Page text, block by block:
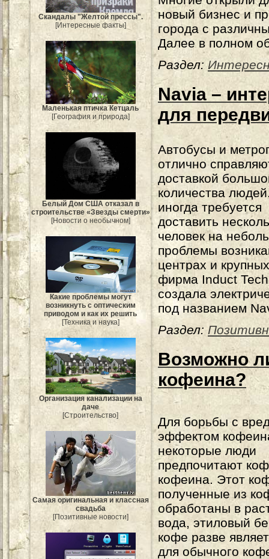
Скандалы "Желтой прессы".
[Интересные факты]
Маленькая птичка Кетцаль
[География и природа]
Белый Дом США отказал в
строительстве «Звезды смерти»
[Новости о необычном]
Какие проблемы могут
возникнуть с оптическим
приводом и как их решить
[Техника и наука]
Организация канализации на
даче
[Строительство]
Самая оригинальная и классная
свадьба
[Позитивные новости]
новый бизнес и
города с
Далее в полном
Раздел:
Navia –
для
Автобусы и
отлично
доставкой
количества
иногда требуется
доставить
человек на
проблемы
центрах и
фирма Induct
создала
под названием
Раздел:
Возможно
кофеина?
Для борьбы с
эффектом
некоторые люди
предпочитают
кофеина. Этот
полученные из
обработаны в
вода, этиловый
кофе разве
для обычного